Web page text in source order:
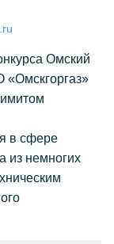
Омский
в сфере
из немногих